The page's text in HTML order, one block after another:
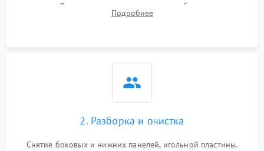
педали. Выявление пропусков стежков, обрывов нити,
заклинивания или тупого среза ткани на тестовом образце.
Подробнее
2. Разборка и очистка
Снятие боковых и нижних панелей, игольной пластины.